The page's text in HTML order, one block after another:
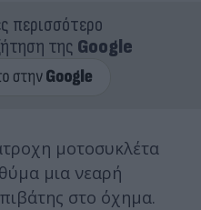
περισσότερο
της Google
μοτοσυκλέτα
μια νεαρή
στο όχημα.